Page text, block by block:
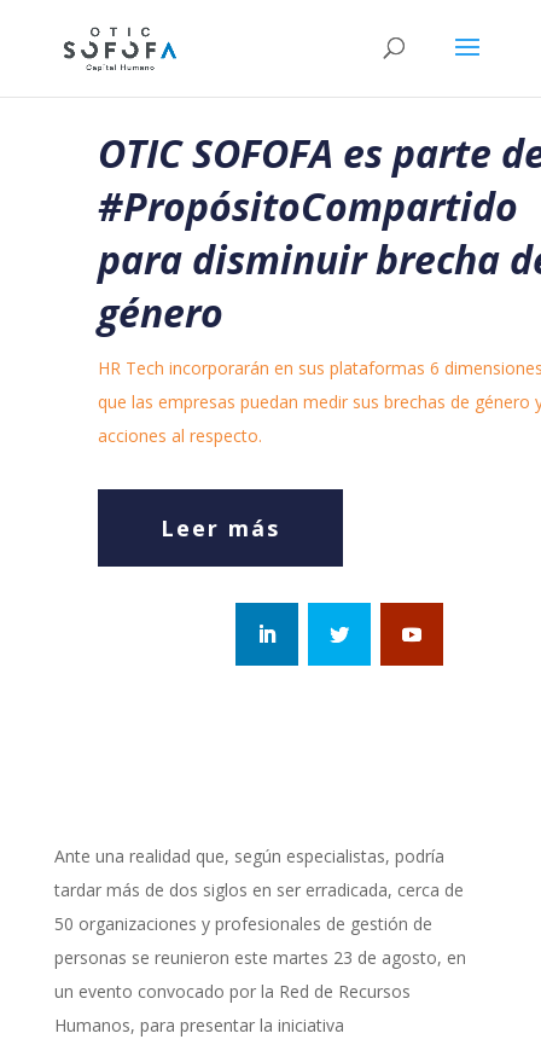
OTIC SOFOFA es parte
#PropósitoCompartido
para disminuir brecha
género
HR Tech incorporarán en sus plataformas 6
que las empresas puedan medir sus brechas de género
acciones al respecto.
Leer más
Ante una realidad que, según especialistas, podría
tardar más de dos siglos en ser erradicada, cerca de
50 organizaciones y profesionales de gestión de
personas se reunieron este martes 23 de agosto, en
un evento convocado por la Red de Recursos
Humanos, para presentar la iniciativa